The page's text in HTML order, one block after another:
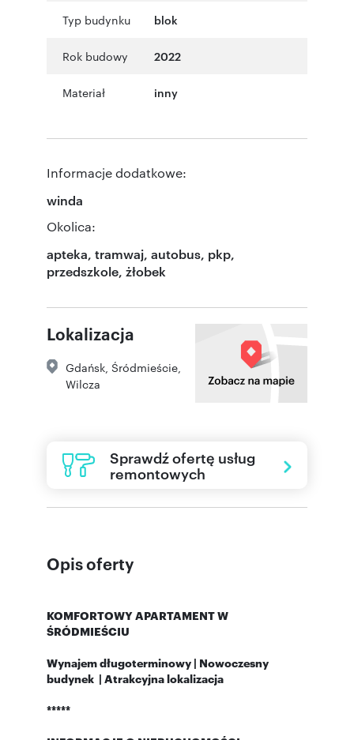
Typ budynku blok
Rok budowy 2022
Materiał inny
Informacje dodatkowe:
winda
Okolica:
apteka, tramwaj, autobus, pkp,
przedszkole, żłobek
Lokalizacja
Gdańsk Śródmieście
Wilcza
Sprawdź ofertę usług
remontowych
Opis oferty
KOMFORTOWY APARTAMENT W
ŚRÓDMIEŚCIU
Wynajem długoterminowy | Nowoczesny
budynek | Atrakcyjna lokalizacja
*****